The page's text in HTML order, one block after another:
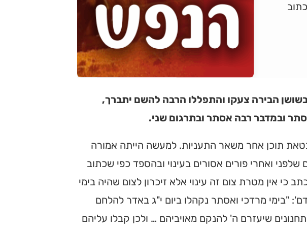
הבירה צעקו והתפללו הרבה להשם יתברך,
ובמדבר רבה אסתר ובתרגום שני.
תוכן אחר משאר התעניות. למעשה הייתה אמורה
ואחרי פורים אסורים בעינוי ובהספד כפי שכתוב
כי אין מטרת צום זה עינוי אלא זיכרון לצום שהיה בימי
"בימי מרדכי ואסתר נקהלו ביום י"ג באדר להלחם
שיעזרם ה' להנקם מאויביהם … ולכן קבלו עליהם